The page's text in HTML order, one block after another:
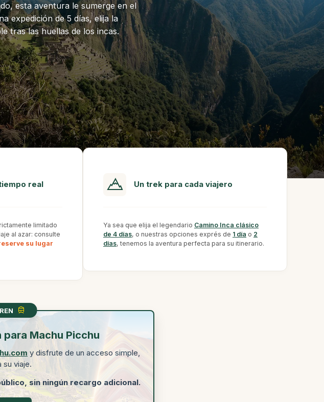
esta aventura le sumerge en el
expedición de 5 días, elija la
tras las huellas de los incas.
real
limitado
al azar: consulte
su lugar
Un trek para cada viajero
Ya sea que elija el legendario Camino Inca clásico
de 4 días, o nuestras opciones exprés de 1 día o 2
días, tenemos la aventura perfecta para su itinerario.
Machu Picchu
y disfrute de un acceso simple,
su viaje.
sin ningún recargo adicional.